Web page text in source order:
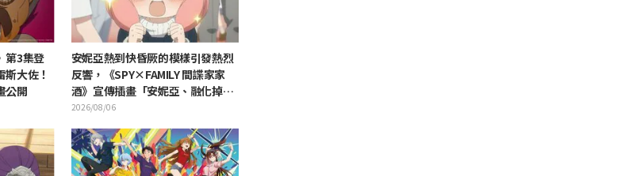
第3集登
大佐！
公開
安妮亞熱到快昏厥的模樣引發熱烈
反響，《SPY×FAMILY 間諜家家
酒》宣傳插畫「安妮亞、融化掉
了」
2026/08/06